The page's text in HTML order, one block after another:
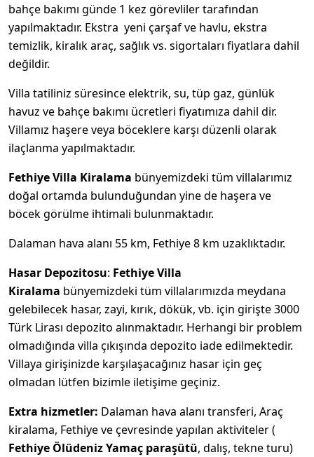
bahçe bakımı günde 1 kez görevliler tarafından
yapılmaktadır. Ekstra yeni çarşaf ve havlu, ekstra
temizlik, kiralık araç, sağlık vs. sigortaları fiyatlara dahil
değildir.
Villa tatiliniz süresince elektrik, su, tüp gaz, günlük
havuz ve bahçe bakımı ücretleri fiyatımıza dahil dir.
Villamız haşere veya böceklere karşı düzenli olarak
ilaçlanma yapılmaktadır.
Fethiye Villa Kiralama bünyemizdeki tüm villalarımız
doğal ortamda bulunduğundan yine de haşera ve
böcek görülme ihtimali bulunmaktadır.
Dalaman hava alanı 55 km, Fethiye 8 km uzaklıktadır.
Hasar Depozitosu: Fethiye Villa
Kiralama bünyemizdeki tüm villalarımızda meydana
gelebilecek hasar, zayi, kırık, dökük, vb. için girişte 3000
Türk Lirası depozito alınmaktadır. Herhangi bir problem
olmadığında villa çıkışında depozito iade edilmektedir.
Villaya girişinizde karşılaşacağınız hasar için geç
olmadan lütfen bizimle iletişime geçiniz.
Extra hizmetler: Dalaman hava alanı transferi, Araç
kiralama, Fethiye ve çevresinde yapılan aktiviteler (
Fethiye Ölüdeniz Yamaç paraşütü, dalış, tekne turu)